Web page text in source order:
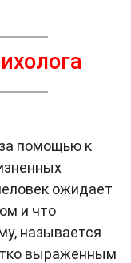
помощью к
ожидает
и что
называется
выраженным